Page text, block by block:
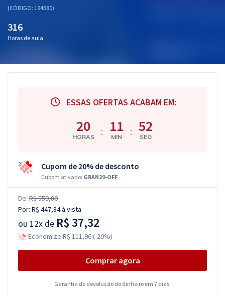
Questões grátis
Conteúdo gratuito
Aprovados
(CÓDIGO: 194380)
316
Horas de aula
ESSAS OFERTAS ACABAM EM:
20
HORAS : 11
MIN : 51
SEG
Cupom de 20% de desconto
Cupom ativado: GRAN20-OFF
De: R$ 559,80
Por: R$ 447,84à vista
ou 12x de R$ 37,32
Economize R$ 111,96 (-20%)
Comprar agora
Garantia de devolução do dinheiro em 7 dias.